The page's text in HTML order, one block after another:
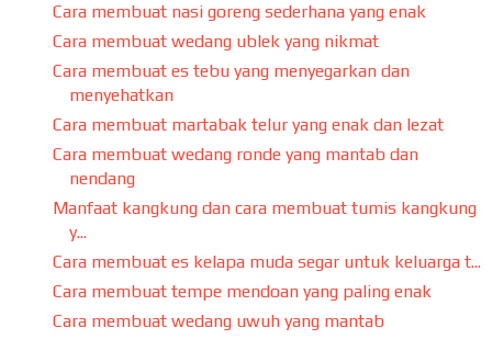
Cara membuat nasi goreng sederhana yang enak
Cara membuat wedang ublek yang nikmat
Cara membuat es tebu yang menyegarkan dan
menyehatkan
Cara membuat martabak telur yang enak dan lezat
Cara membuat wedang ronde yang mantab dan
nendang
Manfaat kangkung dan cara membuat tumis kangkung
y...
Cara membuat es kelapa muda segar untuk keluarga t...
Cara membuat tempe mendoan yang paling enak
Cara membuat wedang uwuh yang mantab